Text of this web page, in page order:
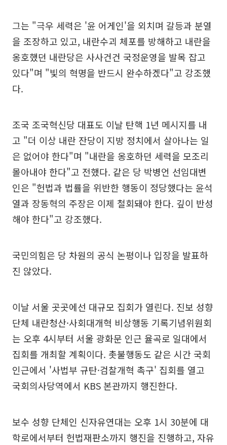
그는 "극우 세력은 '윤 어게인'을 외치며 갈등과 분열
을 조장하고 있고, 내란수괴 체포를 방해하고 내란을
옹호했던 내란당은 사사건건 국정운영을 발목 잡고
있다"며 "빛의 혁명을 반드시 완수하겠다"고 강조했
다.
조국 조국혁신당 대표도 이날 탄핵 1년 메시지를 내
고 "더 이상 내란 잔당이 지방 정치에서 살아나는 일
은 없어야 한다"며 "내란을 옹호하던 세력을 모조리
몰아내야 한다"고 전했다. 같은 당 박병언 선임대변
인은 "헌법과 법률을 위반한 행동이 정당했다는 윤석
열과 장동혁의 주장은 이제 철회돼야 한다. 깊이 반성
해야 한다"고 강조했다.
국민의힘은 당 차원의 공식 논평이나 입장을 발표하
진 않았다.
이날 서울 곳곳에선 대규모 집회가 열린다. 진보 성향
단체 내란청산·사회대개혁 비상행동 기록기념위원회
는 오후 4시부터 서울 광화문 인근 율곡로 일대에서
집회를 개최할 계획이다. 촛불행동도 같은 시간 국회
인근에서 '사법부 규탄·검찰개혁 촉구' 집회를 열고
국회의사당역에서 KBS 본관까지 행진한다.
보수 성향 단체인 신자유연대는 오후 1시 30분에 대
학로에서부터 헌법재판소까지 행진을 진행하고, 자유